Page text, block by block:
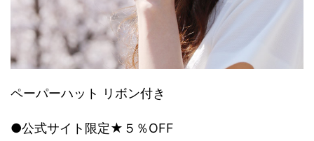
ペーパーハット リボン付き
●公式サイト限定★５％OFF